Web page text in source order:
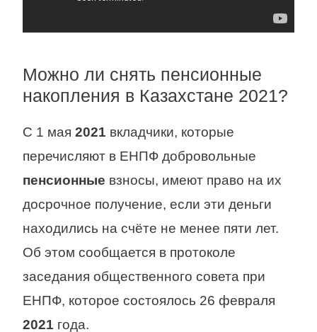
Можно ли снять пенсионные
накопления в Казахстане 2021?
С 1 мая 2021 вкладчики, которые
перечисляют в ЕНПФ добровольные
пенсионные взносы, имеют право на их
досрочное получение, если эти деньги
находились на счёте не менее пяти лет.
Об этом сообщается в протоколе
заседания общественного совета при
ЕНПФ, которое состоялось 26 февраля
2021 года.